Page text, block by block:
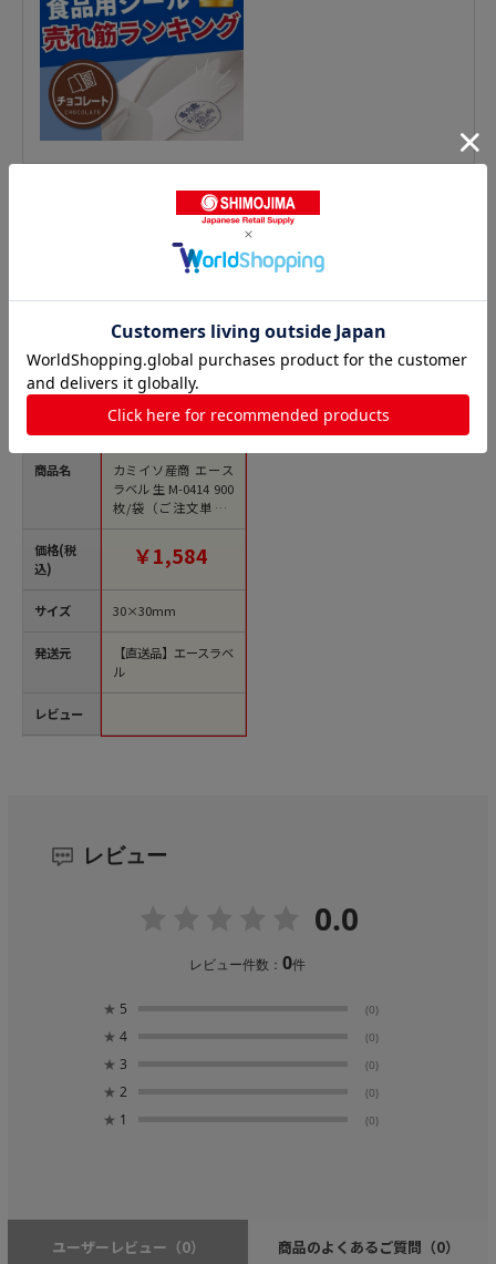
鮮魚シールの人気商品との比較
商品名
価格(税
込)
サイズ
発送元
レビュー
カミイソ産商 エース
ラベル 生 M-0414 900
枚/袋（ご注文単位1
袋）【直送品】
￥1,584
30×30mm
【直送品】エースラベ
ル
レビュー
0.0
レビュー件数：0件
★ 5 (0)
★ 4 (0)
★ 3 (0)
★ 2 (0)
★ 1 (0)
ユーザーレビュー （0） 商品のよくあるご質問 （0）